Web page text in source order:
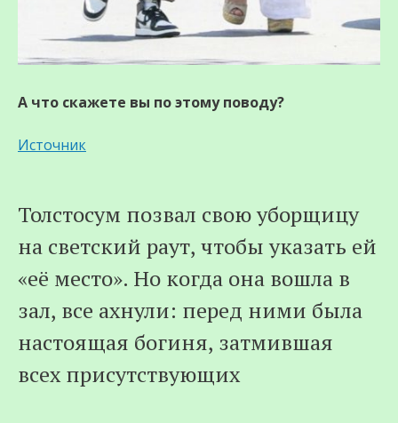
А что скажете вы по этому поводу?
Источник
Толстосум позвал свою уборщицу
на светский раут, чтобы указать ей
«её место». Но когда она вошла в
зал, все ахнули: перед ними была
настоящая богиня, затмившая
всех присутствующих